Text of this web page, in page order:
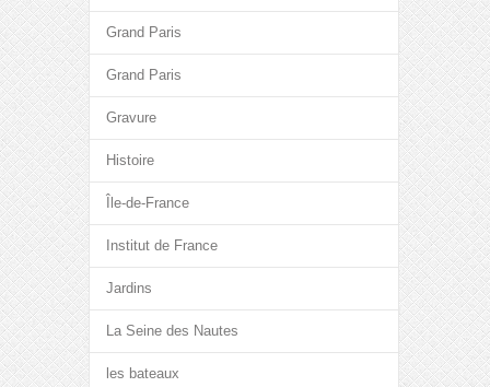
Grand Paris
Grand Paris
Gravure
Histoire
Île-de-France
Institut de France
Jardins
La Seine des Nautes
les bateaux